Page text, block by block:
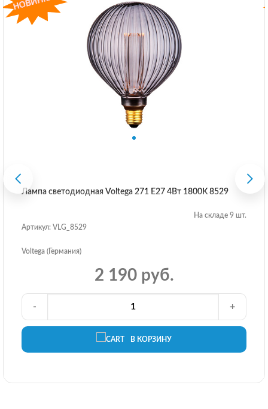
Лампа светодиодная Voltega 271 E27 4Вт 1800K 8529
На складе 9 шт.
Артикул: VLG_8529
Voltega (Германия)
2 190 руб.
В КОРЗИНУ
- +